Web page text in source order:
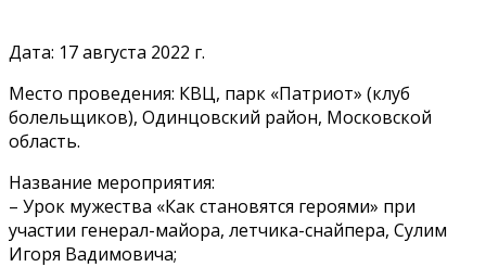
Дата: 17 августа 2022 г.
Место проведения: КВЦ, парк «Патриот» (клуб
болельщиков), Одинцовский район, Московской
область.
Название мероприятия:
– Урок мужества «Как становятся героями» при
участии генерал-майора, летчика-снайпера, Сулим
Игоря Вадимовича;